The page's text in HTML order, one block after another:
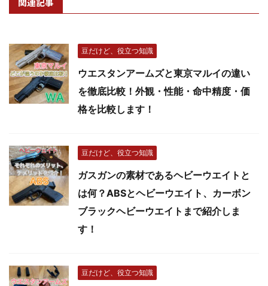
豆だけど、役立つ知識
ウエスタンアームズと東京マルイの違い
を徹底比較！外観・性能・命中精度・価
格を比較します！
豆だけど、役立つ知識
ガスガンの素材であるヘビーウエイトと
は何？ABSとヘビーウエイト、カーボン
ブラックヘビーウエイトまで紹介しま
す！
豆だけど、役立つ知識